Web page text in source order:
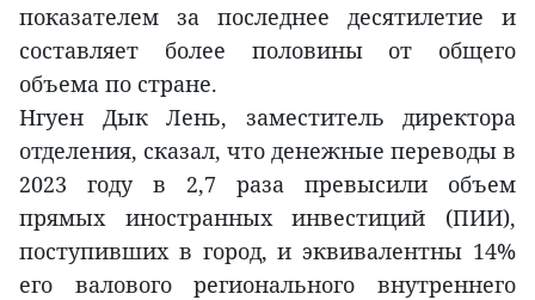
показателем за последнее десятилетие и
составляет более половины от общего
объема по стране.
Нгуен Дык Лень, заместитель директора
отделения, сказал, что денежные переводы в
2023 году в 2,7 раза превысили объем
прямых иностранных инвестиций (ПИИ),
поступивших в город, и эквивалентны 14%
его валового регионального внутреннего